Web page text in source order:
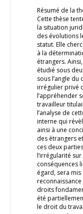
Résumé de la
Cette thèse
la situation
des évolutions
statut. Elle
à la
étrangers.
étudié sous
sous l’angle
irrégulier privé
l’appréhender
travailleur
l’analyse de
interne qui
ainsi à une
des étrangers
ces deux
l’irrégularité
conséquences
égard, sera
droits
été
le droit du